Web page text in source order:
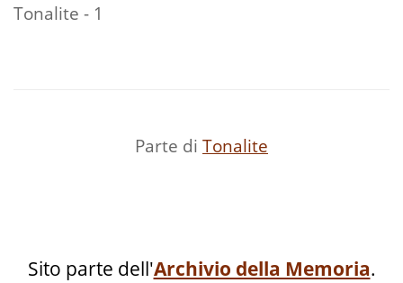
Tonalite - 1
Parte di Tonalite
Sito parte dell'Archivio della Memoria.